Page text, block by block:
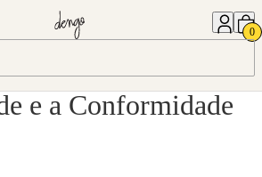
0
com a
e a Conformidade